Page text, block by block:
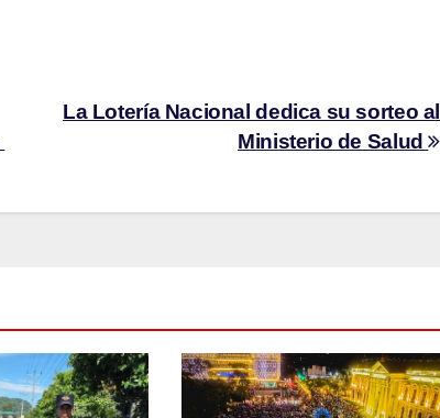
La Lotería Nacional dedica su sorteo al
Ministerio de Salud